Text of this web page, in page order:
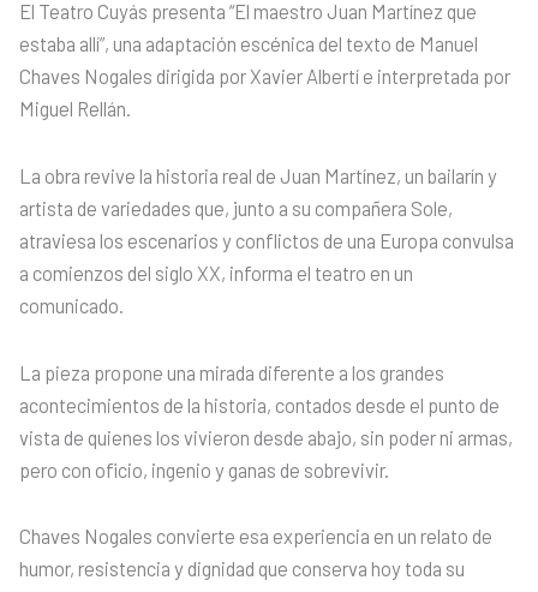
El Teatro Cuyás presenta “El maestro Juan Martínez que
estaba allí”, una adaptación escénica del texto de Manuel
Chaves Nogales dirigida por Xavier Albertí e interpretada por
Miguel Rellán.
La obra revive la historia real de Juan Martínez, un bailarín y
artista de variedades que, junto a su compañera Sole,
atraviesa los escenarios y conflictos de una Europa convulsa
a comienzos del siglo XX, informa el teatro en un
comunicado.
La pieza propone una mirada diferente a los grandes
acontecimientos de la historia, contados desde el punto de
vista de quienes los vivieron desde abajo, sin poder ni armas,
pero con oficio, ingenio y ganas de sobrevivir.
Chaves Nogales convierte esa experiencia en un relato de
humor, resistencia y dignidad que conserva hoy toda su